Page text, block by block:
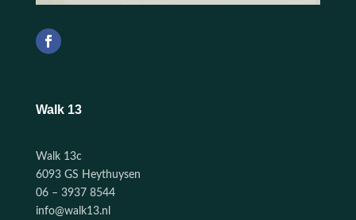
Walk 13
Walk 13c
6093 GS Heythuysen
06 – 3937 8544
info@walk13.nl